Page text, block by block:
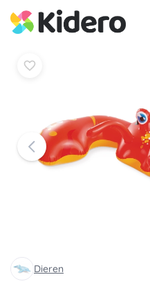
Dieren
-18% 28,50 €